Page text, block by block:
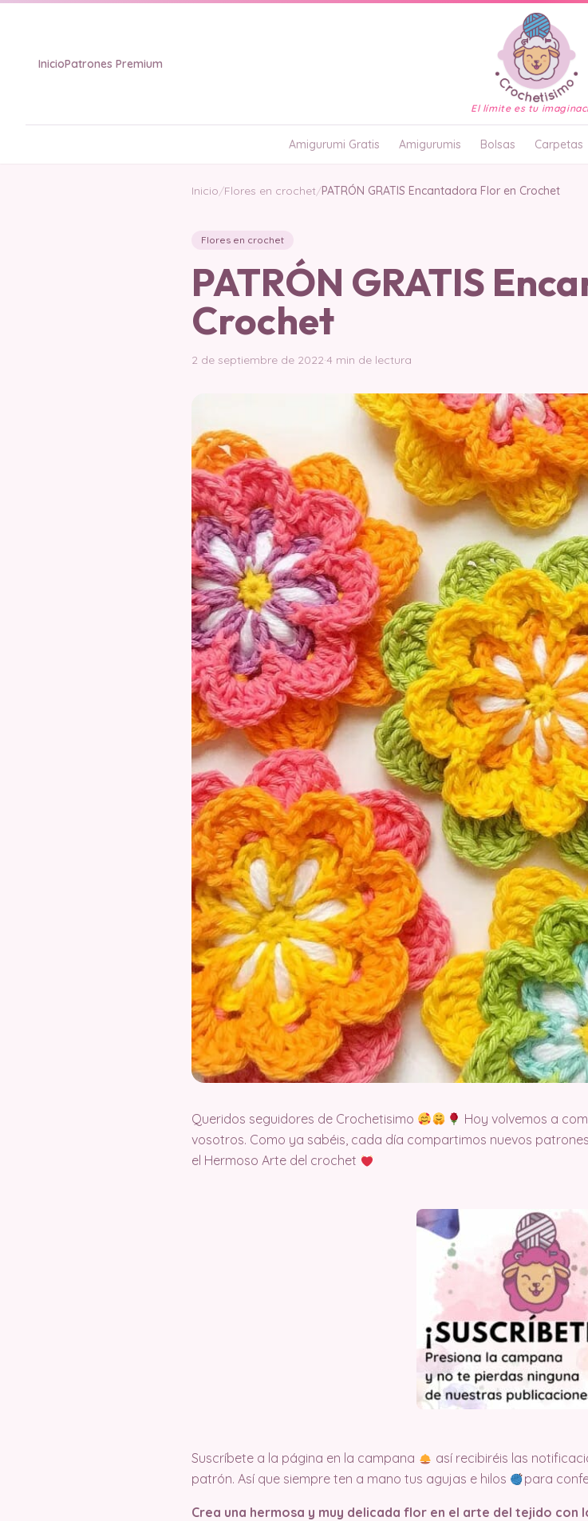
InicioPatrones Premium
El límite es tu
Amigurumi Gratis Amigurumis Bolsas Carpetas
Inicio/Flores en crochet/PATRÓN GRATIS Encantadora Flor en Crochet
Flores en crochet
PATRÓN GRATIS
Crochet
2 de septiembre de 2022·4 min de lectura
Queridos seguidores de Crochetisimo
Hoy volvemos a
vosotros. Como ya sabéis, cada día compartimos nuevos
el Hermoso Arte del crochet
Suscríbete a la página en la campana
así recibiréis las
patrón. Así que siempre ten a mano tus agujas e hilos
para
Crea una hermosa y muy delicada flor en el arte del tejido con